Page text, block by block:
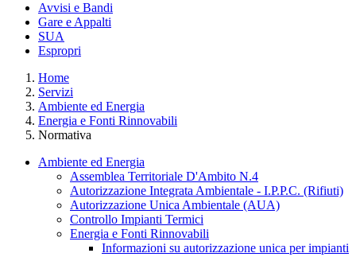
Avvisi e Bandi
Gare e Appalti
SUA
Espropri
Home
Servizi
Ambiente ed Energia
Energia e Fonti Rinnovabili
Normativa
Ambiente ed Energia
Assemblea Territoriale D'Ambito N.4
Autorizzazione Integrata Ambientale - I.P.P.C. (Rifiuti)
Autorizzazione Unica Ambientale (AUA)
Controllo Impianti Termici
Energia e Fonti Rinnovabili
Informazioni su autorizzazione unica per impianti